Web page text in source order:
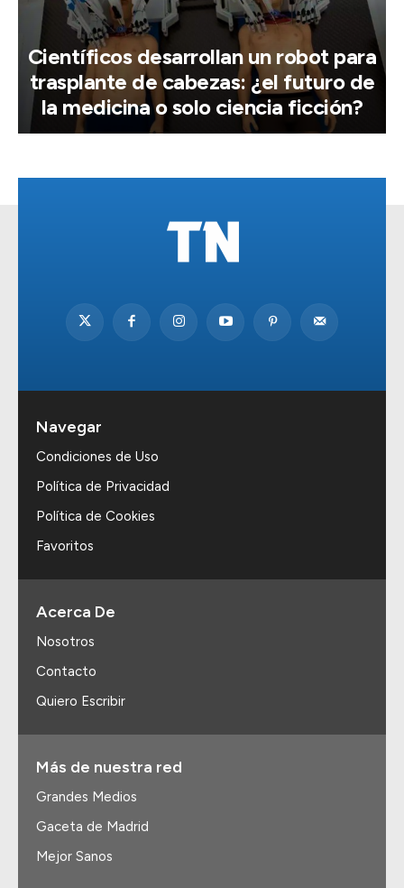
Científicos desarrollan un robot para
trasplante de cabezas: ¿el futuro de
la medicina o solo ciencia ficción?
Navegar
Condiciones de Uso
Política de Privacidad
Política de Cookies
Favoritos
Acerca De
Nosotros
Contacto
Quiero Escribir
Más de nuestra red
Grandes Medios
Gaceta de Madrid
Mejor Sanos